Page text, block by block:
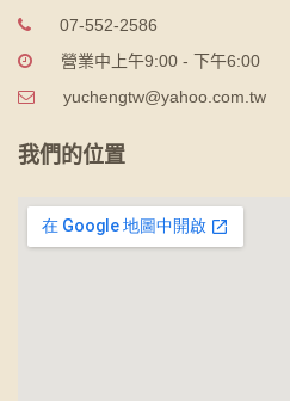
07-552-2586
營業中上午9:00 - 下午6:00
yuchengtw@yahoo.com.tw
我們的位置